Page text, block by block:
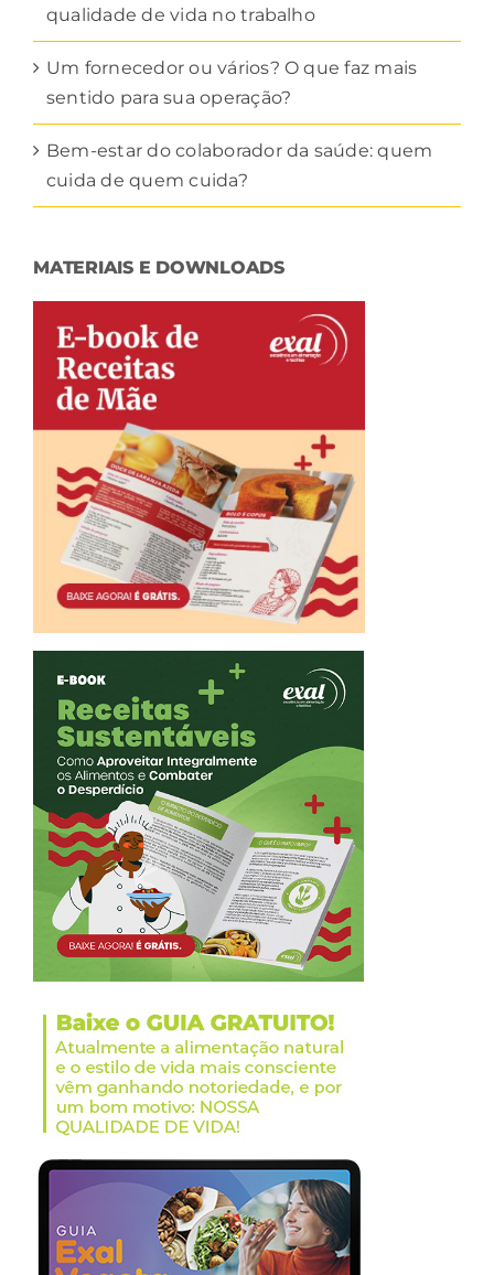
qualidade de vida no trabalho
Um fornecedor ou vários? O que faz mais
sentido para sua operação?
Bem-estar do colaborador da saúde: quem
cuida de quem cuida?
MATERIAIS E DOWNLOADS